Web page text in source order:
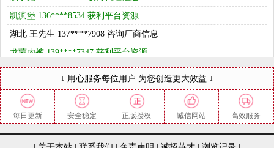
凯滨堡 136****8534 获利平台资源
湖北 王先生 137****7908 咨询厂商信息
戈蒙内裤 139****7347 获利平台资源
湖南 张先生 135****5435 咨询厂商信息
俪人世界 189****5982 获利平台资源
彤夫人 133****2008 获得优质展示
四川 王先生 135****6300 留言申请样品
上海 赵女士 138****1050 留言咨询产品
↓ 用心服务每位用户 为您创造更大效益 ↓
每日更新 安全稳定 正版授权 诚信网站 高效服务